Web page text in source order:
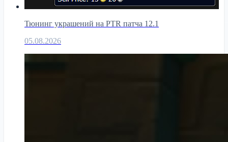
Тюнинг украшений на PTR патча 12.1
05.08.2026